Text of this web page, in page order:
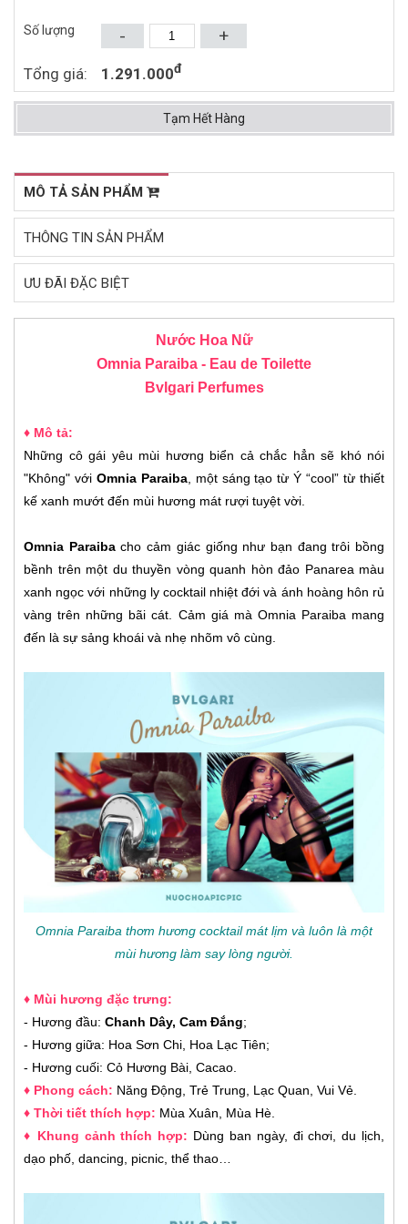
Số lượng +
-
Tổng giá: 1.291.000đ
Tạm Hết Hàng
Mua ngay
MÔ TẢ SẢN PHẨM
THÔNG TIN SẢN PHẨM
ƯU ĐÃI ĐẶC BIỆT
Nước Hoa Nữ
Omnia Paraiba - Eau de Toilette
Bvlgari Perfumes
♦ Mô tả:
Những cô gái yêu mùi hương biển cả chắc hẳn sẽ khó nói
"Không" với Omnia Paraiba, một sáng tạo từ Ý “cool” từ thiết
kế xanh mướt đến mùi hương mát rượi tuyệt vời.
Omnia Paraibacho cảm giác giống như bạn đang trôi bồng
bềnh trên một du thuyền vòng quanh hòn đảo Panarea màu
xanh ngọc với những ly cocktail nhiệt đới và ánh hoàng hôn rủ
vàng trên những bãi cát. Cảm giá mà Omnia Paraiba mang
đến là sự sảng khoái và nhẹ nhõm vô cùng.
Omnia Paraiba thơm hương cocktail mát lịm và luôn là một
mùi hương làm say lòng người.
♦ Mùi hương đặc trưng:
- Hương đầu: Chanh Dây, Cam Đắng;
- Hương giữa: Hoa Sơn Chi, Hoa Lạc Tiên;
- Hương cuối: Cỏ Hương Bài, Cacao.
♦ Phong cách: Năng Động, Trẻ Trung, Lạc Quan, Vui Vẻ.
♦ Thời tiết thích hợp: Mùa Xuân, Mùa Hè.
♦ Khung cảnh thích hợp: Dùng ban ngày, đi chơi, du lịch,
dạo phố, dancing, picnic, thể thao…